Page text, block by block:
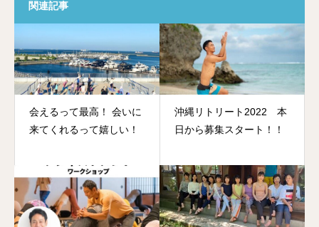
関連記事
会えるって最高！ 会いに
来てくれるって嬉しい！
沖縄リトリート2022 本
日から募集スタート！！